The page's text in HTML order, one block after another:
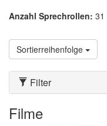
Anzahl Sprechrollen: 31
Sortierreihenfolge
Filter
Filme